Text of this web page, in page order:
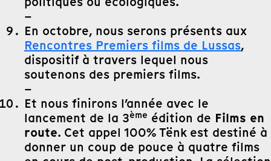
–
En octobre, nous serons présents aux
Rencontres Premiers films de Lussas,
dispositif à travers lequel nous
soutenons des premiers films.
–
Et nous finirons l’année avec le
lancement de la 3ème édition de Films en
route. Cet appel 100% Tënk est destiné à
donner un coup de pouce à quatre films